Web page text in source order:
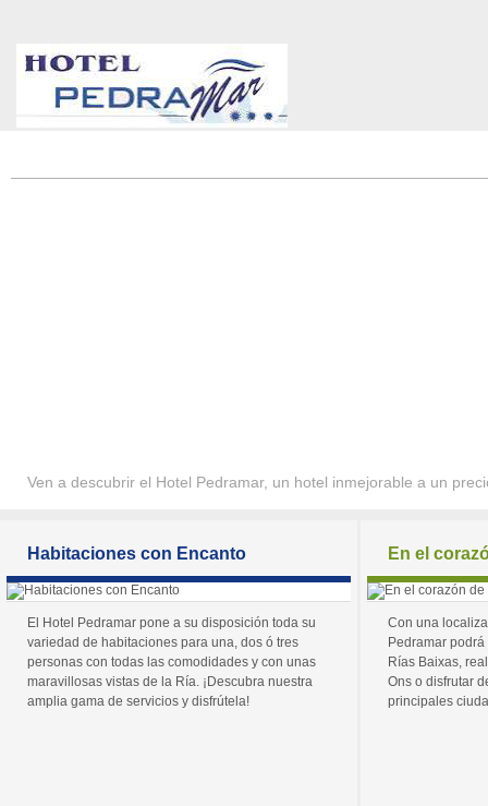
Ven a descubrir el Hotel Pedramar, un hotel inmejorable a un
Habitaciones con Encanto
El Hotel Pedramar pone a su disposición toda su
variedad de habitaciones para una, dos ó tres
personas con todas las comodidades y con unas
maravillosas vistas de la Ría. ¡Descubra nuestra
amplia gama de servicios y disfrútela!
En el
Con una
Pedramar
Rías Baixas,
Ons o disfrutar
principales